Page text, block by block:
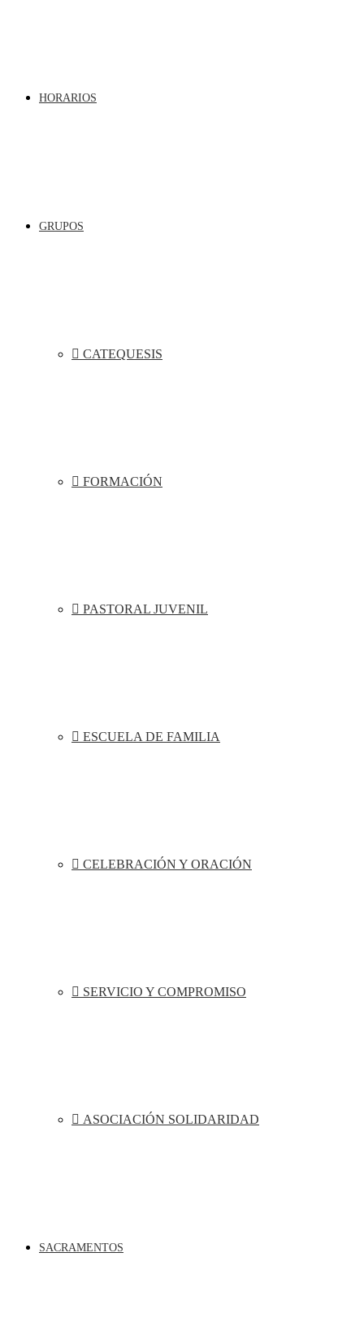
HORARIOS
GRUPOS
CATEQUESIS
FORMACIÓN
PASTORAL JUVENIL
ESCUELA DE FAMILIA
CELEBRACIÓN Y ORACIÓN
SERVICIO Y COMPROMISO
ASOCIACIÓN SOLIDARIDAD
SACRAMENTOS